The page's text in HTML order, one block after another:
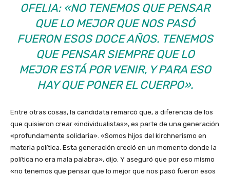
OFELIA: «NO TENEMOS QUE PENSAR
QUE LO MEJOR QUE NOS PASÓ
FUERON ESOS DOCE AÑOS. TENEMOS
QUE PENSAR SIEMPRE QUE LO
MEJOR ESTÁ POR VENIR, Y PARA ESO
HAY QUE PONER EL CUERPO».
Entre otras cosas, la candidata remarcó que, a diferencia de los
que quisieron crear «individualistas», es parte de una generación
«profundamente solidaria». «Somos hijos del kirchnerismo en
materia política. Esta generación creció en un momento donde la
política no era mala palabra», dijo. Y aseguró que por eso mismo
«no tenemos que pensar que lo mejor que nos pasó fueron esos